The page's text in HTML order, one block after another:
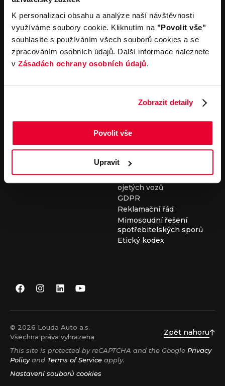
K personalizaci obsahu a analýze naší návštěvnosti
využíváme soubory cookie. Kliknutím na "Povolit vše"
souhlasíte s používáním všech souborů cookies a se
zpracováním osobních údajů. Další informace naleznete
v Zásadách ochrany osobních údajů.
Zobrazit detaily
Povolit vše
Upravit
Carsharing
Autopůjčovna
Operativní leasing
Louda Auto+ Poděbrady
Obytné vozy
Novinky
Kariéra
Servisní služby
Servis
Důležité odkazy
Cookies
Všeobecné obchodní
podmínky pro online
vozidel
Všeobecné obchodní
podmínky pro provádění
servisních prací
Všeobecné obchodní
podmínky při nákupu
ojetých vozů
GDPR
Reklamační řád
Mimosoudní řešení
spotřebitelských sporů
Etický kodex
© 2026 Louda Auto a.s.
Všechna práva vyhrazena
Zpět nahoru
This site is protected by reCAPTCHA and the Google Privacy
Policyand Terms of Service apply.
Nastavení souborů cookies